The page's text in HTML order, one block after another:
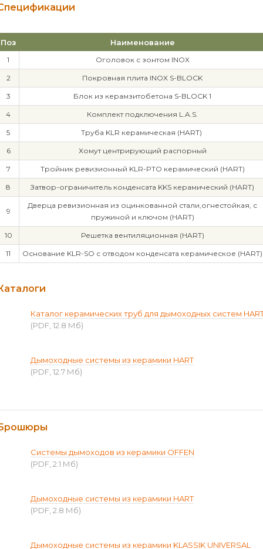
Поз Наименование
1 Оголовок с зонтом INOX
2 Покровная плита INOX S-BLOCK
3 Блок из керамзитобетона S-BLOCK 1
4 Комплект подключения L.A.S.
5 Труба KLR керамическая (HART)
6 Хомут центрирующий распорный
7 Тройник ревизионный KLR-PTO керамический (HART)
8 Затвор-ограничитель конденсата KKS керамический (HART)
9
Дверца ревизионная из оцинкованной стали,огнестойкая, с
пружиной и ключом (HART)
10 Решетка вентиляционная (HART)
11 Основание KLR-SO с отводом конденсата керамическое (HART)
Каталог керамических труб для дымоходных систем
(PDF, 12.8 Мб)
Дымоходные системы из керамики HART
(PDF, 12.7 Мб)
Системы дымоходов из керамики OFFEN
(PDF, 2.1 Мб)
Дымоходные системы из керамики HART
(PDF, 2.8 Мб)
Дымоходные системы из керамики KLASSIK UNIVERSAL